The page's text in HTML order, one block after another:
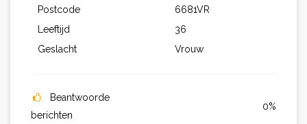
Postcode
6681VR
Leeftijd
36
Geslacht
Vrouw
Beantwoorde
berichten
0%